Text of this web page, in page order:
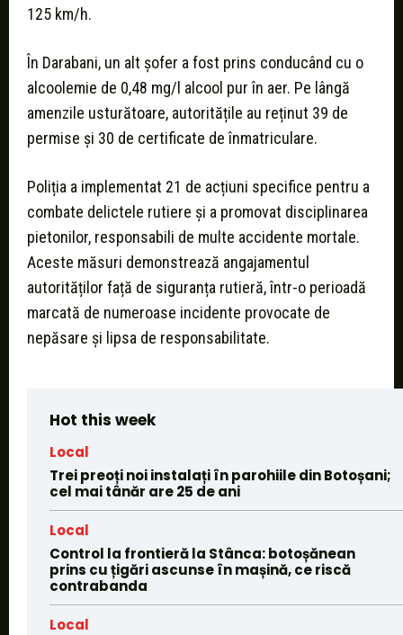
125 km/h.
În Darabani, un alt șofer a fost prins conducând cu o
alcoolemie de 0,48 mg/l alcool pur în aer. Pe lângă
amenzile usturătoare, autoritățile au reținut 39 de
permise și 30 de certificate de înmatriculare.
Poliția a implementat 21 de acțiuni specifice pentru a
combate delictele rutiere și a promovat disciplinarea
pietonilor, responsabili de multe accidente mortale.
Aceste măsuri demonstrează angajamentul
autorităților față de siguranța rutieră, într-o perioadă
marcată de numeroase incidente provocate de
nepăsare și lipsa de responsabilitate.
Hot this week
Local
Trei preoți noi instalați în parohiile din Botoșani;
cel mai tânăr are 25 de ani
Local
Control la frontieră la Stânca: botoșănean
prins cu țigări ascunse în mașină, ce riscă
contrabanda
Local